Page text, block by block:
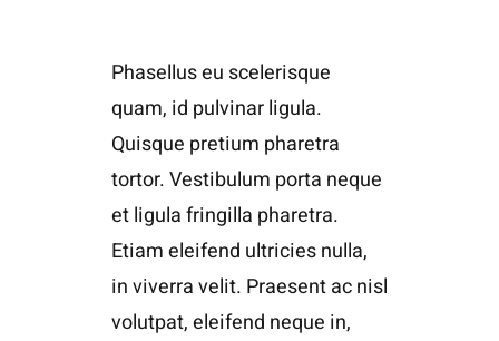
Phasellus eu scelerisque
quam, id pulvinar ligula.
Quisque pretium pharetra
tortor. Vestibulum porta neque
et ligula fringilla pharetra.
Etiam eleifend ultricies nulla,
in viverra velit. Praesent ac nisl
volutpat, eleifend neque in,